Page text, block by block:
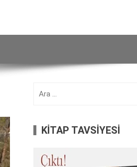
KİTAP TAVSİYESİ